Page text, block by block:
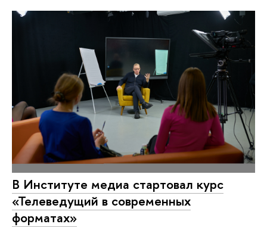
В Институте медиа стартовал курс
«Телеведущий в современных
форматах»